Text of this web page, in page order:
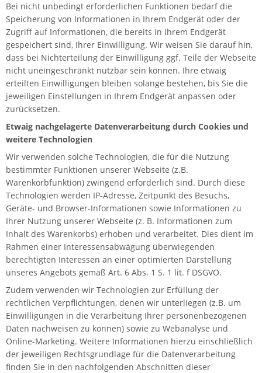
Bei nicht unbedingt erforderlichen Funktionen bedarf die
Speicherung von Informationen in Ihrem Endgerät oder der
Zugriff auf Informationen, die bereits in Ihrem Endgerät
gespeichert sind, Ihrer Einwilligung. Wir weisen Sie darauf hin,
dass bei Nichterteilung der Einwilligung ggf. Teile der Webseite
nicht uneingeschränkt nutzbar sein können. Ihre etwaig
erteilten Einwilligungen bleiben solange bestehen, bis Sie die
jeweiligen Einstellungen in Ihrem Endgerät anpassen oder
zurücksetzen.
Etwaig nachgelagerte Datenverarbeitung durch Cookies und
weitere Technologien
Wir verwenden solche Technologien, die für die Nutzung
bestimmter Funktionen unserer Webseite (z.B.
Warenkorbfunktion) zwingend erforderlich sind. Durch diese
Technologien werden IP-Adresse, Zeitpunkt des Besuchs,
Geräte- und Browser-Informationen sowie Informationen zu
Ihrer Nutzung unserer Webseite (z. B. Informationen zum
Inhalt des Warenkorbs) erhoben und verarbeitet. Dies dient im
Rahmen einer Interessensabwägung überwiegenden
berechtigten Interessen an einer optimierten Darstellung
unseres Angebots gemäß Art. 6 Abs. 1 S. 1 lit. f DSGVO.
Zudem verwenden wir Technologien zur Erfüllung der
rechtlichen Verpflichtungen, denen wir unterliegen (z.B. um
Einwilligungen in die Verarbeitung Ihrer personenbezogenen
Daten nachweisen zu können) sowie zu Webanalyse und
Online-Marketing. Weitere Informationen hierzu einschließlich
der jeweiligen Rechtsgrundlage für die Datenverarbeitung
finden Sie in den nachfolgenden Abschnitten dieser